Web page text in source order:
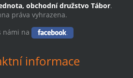
obchodní družstvo Tábor.
práva vyhrazena.
námi na
informace